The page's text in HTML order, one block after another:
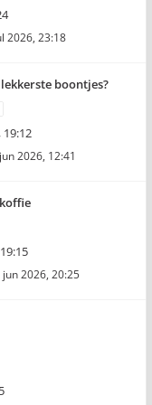
2026, 23:18
boontjes?
2026, 12:41
jun 2026, 20:25